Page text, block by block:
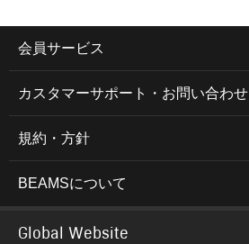
会員サービス
カスタマーサポート・お問い合わせ
規約・方針
BEAMSについて
Global Website